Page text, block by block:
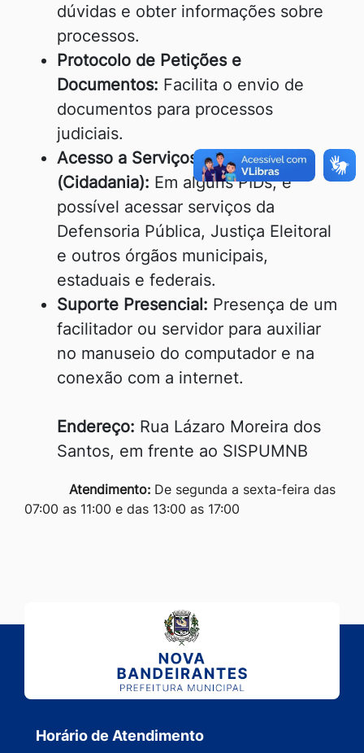
dúvidas e obter informações sobre
processos.
Protocolo de Petições e
Documentos: Facilita o envio de
documentos para processos
judiciais.
Acesso a Serviços Públicos
(Cidadania): Em alguns PIDs, é
possível acessar serviços da
Defensoria Pública, Justiça Eleitoral
e outros órgãos municipais,
estaduais e federais.
Suporte Presencial: Presença de um
facilitador ou servidor para auxiliar
no manuseio do computador e na
conexão com a internet.
Endereço: Rua Lázaro Moreira dos
Santos, em frente ao SISPUMNB
Atendimento: De segunda a sexta-feira das
07:00 as 11:00 e das 13:00 as 17:00
Horário de Atendimento